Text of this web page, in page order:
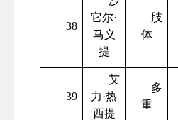
38
它尔·
马义
提
肢
体
39
艾
力·热
西提
多
重